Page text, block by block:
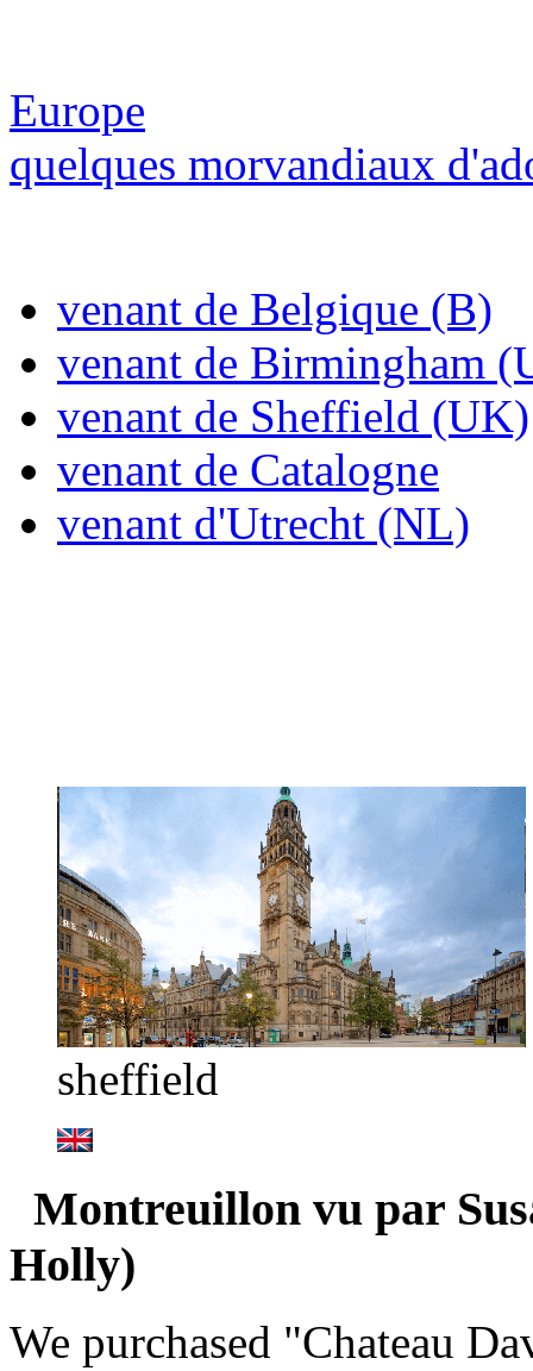
Europe
quelques morvandiaux
venant de Belgique (B)
venant de Birmingham
venant de Sheffield (UK)
venant de Catalogne
venant d'Utrecht (NL)
sheffield
Montreuillon vu par
Holly)
We purchased "Chateau